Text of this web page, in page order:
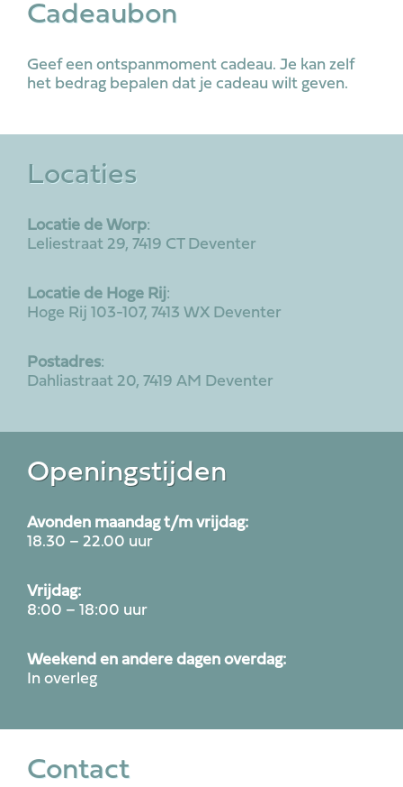
Cadeaubon
Geef een ontspanmoment cadeau. Je kan zelf
het bedrag bepalen dat je cadeau wilt geven.
Locaties
Locatie de Worp:
Leliestraat 29, 7419 CT Deventer
Locatie de Hoge Rij :
Hoge Rij 103-107, 7413 WX Deventer
Postadres:
Dahliastraat 20, 7419 AM Deventer
Openingstijden
Avonden maandag t/m vrijdag:
18.30 – 22.00 uur
Vrijdag:
8:00 – 18:00 uur
Weekend en andere dagen overdag:
In overleg
Contact